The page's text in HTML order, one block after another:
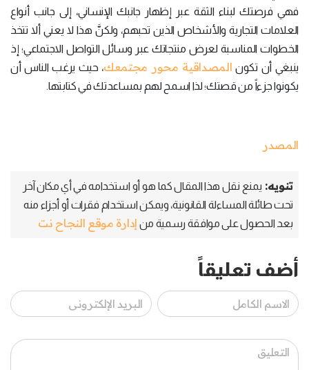
فهي فرصتك لبناء الثقة عبر إظهار جانبك الإنساني، إلى جانب أنواع
العلامات التجارية والأشخاص الذين تحبهم، ولكنَّ هذا لا يعني ألا تتخذ
الخطوات المناسبة لعرض منتجاتك عبر وسائل التواصل الاجتماعي؛ إذ
ينبغي أن تكون المصداقية محور مجتمعك، حيث يرغب الناس أن
يكونوا جزءاً من قصتك؛ لذا اسمح لهم بمساعدتك في كتابتها.
المصدر
تنويه: يمنع نقل هذا المقال كما هو أو استخدامه في أي مكان آخر
تحت طائلة المساءلة القانونية، ويمكن استخدام فقرات أو أجزاء منه
بعد الحصول على موافقة رسمية من إدارة موقع النجاح نت
أضف تعليقاً